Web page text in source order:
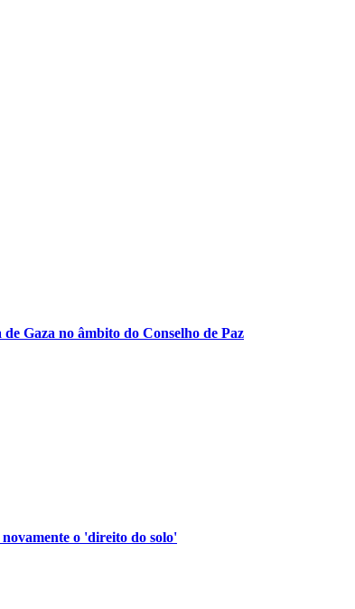
Gaza no âmbito do Conselho de Paz
o 'direito do solo'